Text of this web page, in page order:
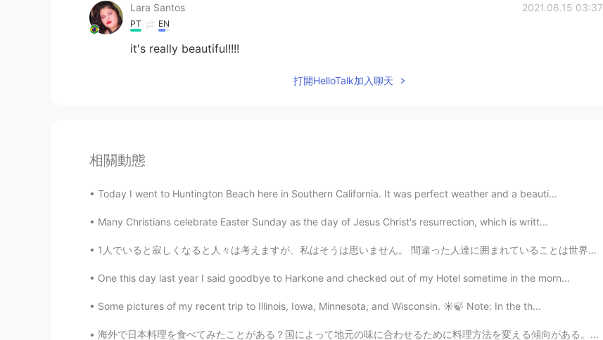
Lara Santos 2021.06.15 03:37
PT EN
it's really beautiful!!!!
打開HelloTalk加入聊天
相關動態
Today I went to Huntington Beach here in Southern California. It was perfect weather and a beauti...
Many Christians celebrate Easter Sunday as the day of Jesus Christ's resurrection, which is writt...
1人でいると寂しくなると人々は考えますが、私はそうは思いません。 間違った人達に囲まれていることは世界で1番孤独なことです。あなたのそばに適切な人がいると、あなたはより前向きになります。 あなた...
One this day last year I said goodbye to Harkone and checked out of my Hotel sometime in the morn...
Some pictures of my recent trip to Illinois, Iowa, Minnesota, and Wisconsin. ☀️🍃 Note: In the th...
海外で日本料理を食べてみたことがある？国によって地元の味に合わせるために料理方法を変える傾向がある。例えば、アメリカ人は油ぽい物がすきのでアメリカの日本料理店は牛丼や丼の上に天かすを置く。シアト...